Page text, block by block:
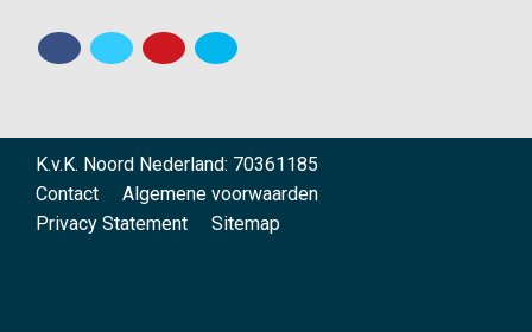
K.v.K. Noord Nederland: 70361185
Contact
Algemene voorwaarden
Privacy Statement
Sitemap